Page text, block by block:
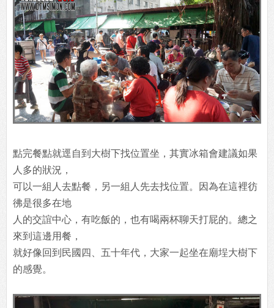
點完餐點就逕自到大樹下找位置坐，其實冰箱會建議如果
人多的狀況，
可以一組人去點餐，另一組人先去找位置。因為在這裡彷
彿是很多在地
人的交誼中心，有吃飯的，也有喝兩杯聊天打屁的。總之
來到這邊用餐，
就好像回到民國四、五十年代，大家一起坐在廟埕大樹下
的感覺。